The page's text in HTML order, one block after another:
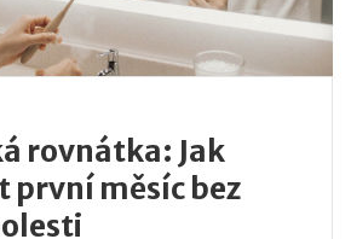
rovnátka: Jak
první měsíc bez